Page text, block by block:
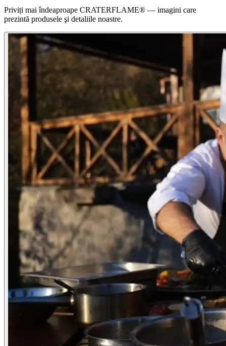
Priviți mai îndeaproape CRATERFLAME® — imagini care
prezintă produsele şi detaliile noastre.